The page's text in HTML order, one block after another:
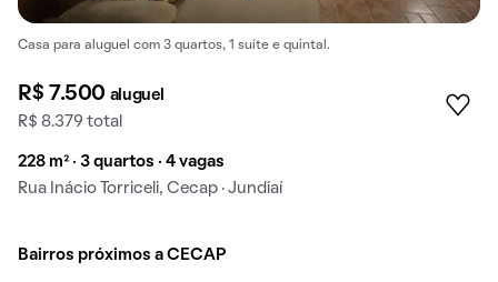
Casa para aluguel com 3 quartos, 1 suíte e quintal.
R$ 7.500 aluguel
R$ 8.379 total
228 m² · 3 quartos · 4 vagas
Rua Inácio Torriceli, Cecap · Jundiaí
Bairros próximos a CECAP